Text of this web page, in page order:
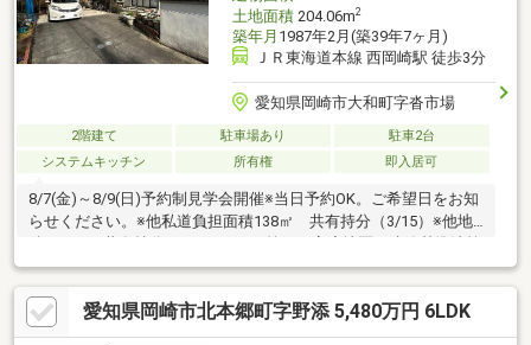
土地面積204.06m2
築年月 1987年2月(築39年7ヶ月)
ＪＲ東海道本線 西岡崎駅 徒歩3分
愛知県岡崎市大和町字沓市場
2階建て 駐車場あり
駐車2台
システムキッチン
所有権 即入居可
8/7(金)～8/9(日)予約制見学会開催※当日予約OK。ご希望日をお知
らせください。※他私道負担面積138㎡ 共有持分（3/15）※他地
22条区域※各階面積：1階52.17㎡ 2階47.2㎡※情報と現況が相違す
る場合は、現況優先とします。※司法書士・個別プロパン供給会
社は売主の指定になります。プロパンガスの消費に係る配管設
備、ガス器具等は、本土地建物の販売価格には含まれておりませ
愛知県岡崎市北本郷町字野添 5,480万円 6LDK